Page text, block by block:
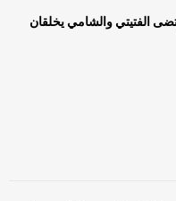
الفتيتي والشامي يخلقان